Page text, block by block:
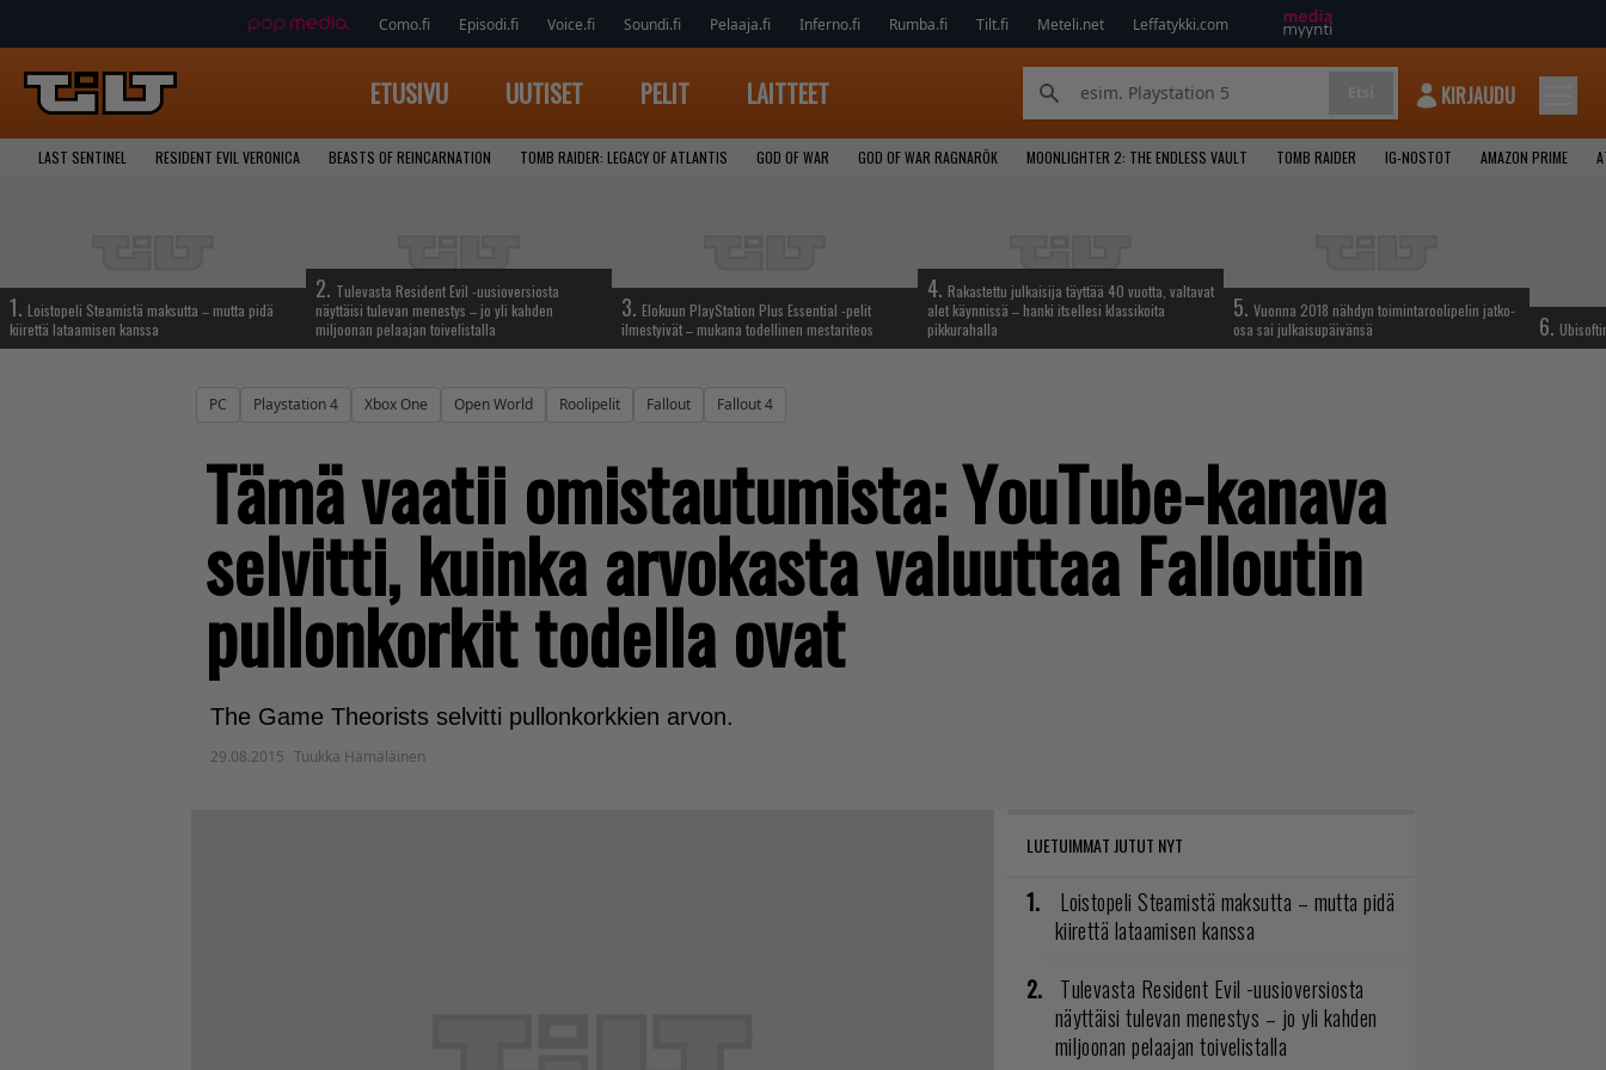
Como.fi Episodi.fi Voice.fi Soundi.fi Pelaaja.fi Inferno.fi Rumba.fi Tilt.fi Meteli.net Leffatykki.com
ETUSIVU UUTISET PELIT LAITTEET KIRJAUDU
LAST SENTINEL RESIDENT EVIL VERONICA BEASTS OF REINCARNATION TOMB RAIDER: LEGACY OF ATLANTIS GOD OF WAR GOD OF WAR RAGNARÖK MOONLIGHTER 2: THE ENDLESS VAULT TOMB RAIDER IG-NOSTOT AMAZON PRIME
1. Loistopeli Steamistä maksutta – mutta pidä
kiirettä lataamisen kanssa
2. Tulevasta Resident Evil -uusioversiosta
näyttäisi tulevan menestys – jo yli kahden
miljoonan pelaajan toivelistalla
3. Elokuun PlayStation Plus Essential -pelit
ilmestyivät – mukana todellinen mestariteos
4. Rakastettu julkaisija täyttää 40 vuotta, valtavat
alet käynnissä – hanki itsellesi klassikoita
pikkurahalla
5. Vuonna 2018 nähdyn toimintaroolipelin jatko-
osa sai julkaisupäivänsä
6.
PC Playstation 4 Xbox One Open World Roolipelit Fallout Fallout 4
Tämä vaatii omistautumista: YouTube-kanava
selvitti, kuinka arvokasta valuuttaa Falloutin
pullonkorkit todella ovat
The Game Theorists selvitti pullonkorkkien arvon.
29.08.2015 Tuukka Hämäläinen
LUETUIMMAT JUTUT NYT
Loistopeli Steamistä maksutta – mutta pidä
kiirettä lataamisen kanssa
Tulevasta Resident Evil -uusioversiosta
näyttäisi tulevan menestys – jo yli kahden
miljoonan pelaajan toivelistalla